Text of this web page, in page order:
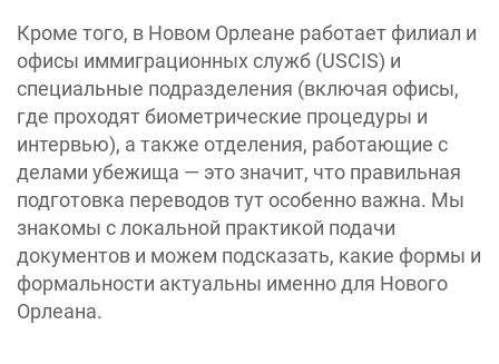
Кроме того, в Новом Орлеане работает филиал и
офисы иммиграционных служб (USCIS) и
специальные подразделения (включая офисы,
где проходят биометрические процедуры и
интервью), а также отделения, работающие с
делами убежища — это значит, что правильная
подготовка переводов тут особенно важна. Мы
знакомы с локальной практикой подачи
документов и можем подсказать, какие формы и
формальности актуальны именно для Нового
Орлеана.